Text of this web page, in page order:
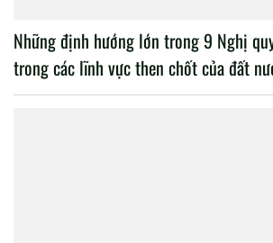
Những định hướng lớn trong 9 Nghị
trong các lĩnh vực then chốt của đất